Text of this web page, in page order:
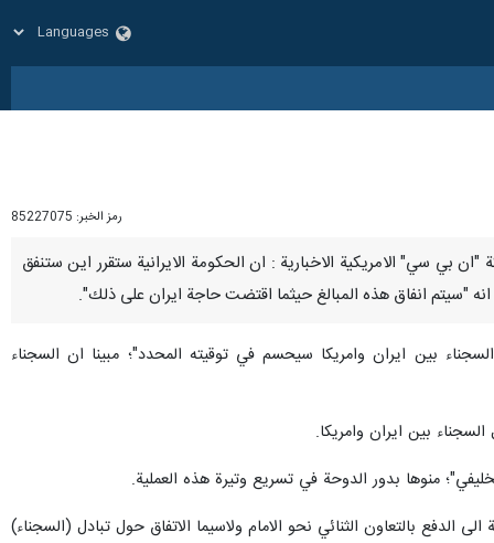
رمز الخبر: 85227075
"ان بي سي" الامريكية الاخبارية : ان الحكومة الايرانية ستقرر اين ستنفق
بين ايران وامريكا سيحسم في توقيته المحدد"؛ مبينا ان السجناء
بين ايران وامريكا.
منوها بدور الدوحة في تسريع وتيرة هذه العملية.
بالتعاون الثنائي نحو الامام ولاسيما الاتفاق حول تبادل (السجناء)